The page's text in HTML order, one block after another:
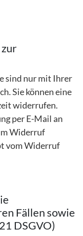
sind nur mit Ihrer
Sie können eine
widerrufen.
per E-Mail an
Widerruf
vom Widerruf
Fällen sowie
DSGVO)